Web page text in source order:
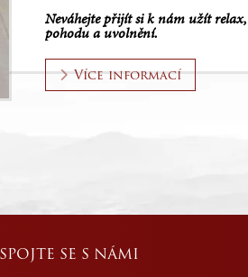
Neváhejte přijít si k nám užít relax,
pohodu a uvolnění.
Více informací
SPOJTE SE S NÁMI